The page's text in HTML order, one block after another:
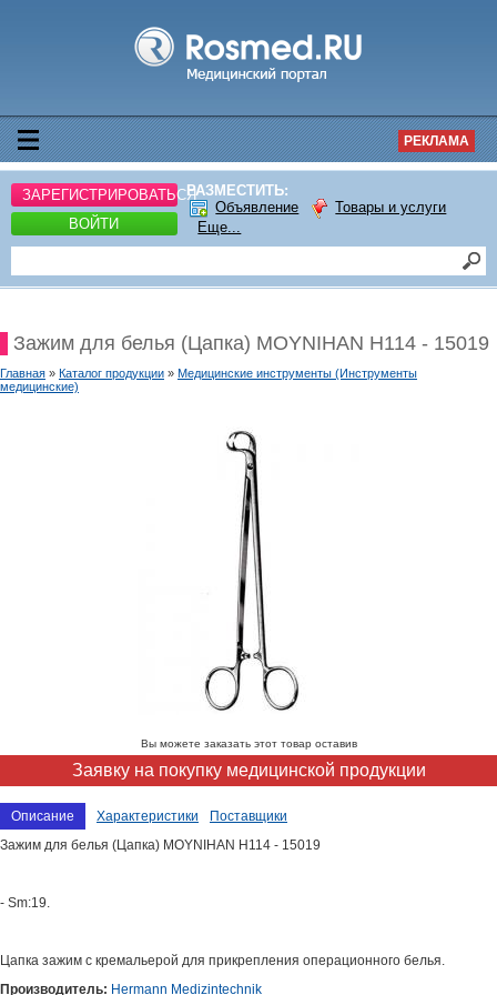
РЕКЛАМА
ЗАРЕГИСТРИРОВАТЬСЯ
ВОЙТИ
РАЗМЕСТИТЬ:
Объявление
Товары и услуги
Еще...
Зажим для белья (Цапка) MOYNIHAN H114 - 15019
Главная » Каталог продукции » Медицинские инструменты (Инструменты
медицинские)
Вы можете заказать этот товар оставив
Заявку на покупку медицинской продукции
Описание Характеристики
Поставщики
Зажим для белья (Цапка) MOYNIHAN H114 - 15019
- Sm:19.
Цапка зажим с кремальерой для прикрепления операционного белья.
Производитель: Hermann Medizintechnik